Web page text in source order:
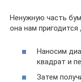
Ненужную часть
она нам пригодится
Наносим
квадрат и
Затем